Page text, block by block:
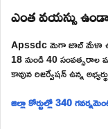
ఎంత వయస్సు
Apssdc మెగా జాబ్ మేళా
18 నుండి 40 సంవత్సరాల
కావున రిజర్వేషన్ ఉన్న
జిల్లా కోర్టుల్లో 340